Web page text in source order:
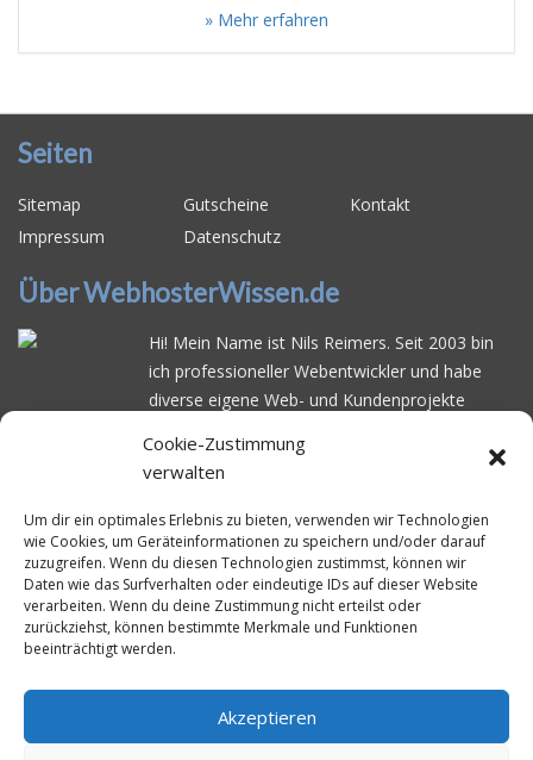
Cookie-Zustimmung
verwalten
Um dir ein optimales Erlebnis zu bieten, verwenden wir Technologien
wie Cookies, um Geräteinformationen zu speichern und/oder darauf
zuzugreifen. Wenn du diesen Technologien zustimmst, können wir
Daten wie das Surfverhalten oder eindeutige IDs auf dieser Website
verarbeiten. Wenn du deine Zustimmung nicht erteilst oder
zurückziehst, können bestimmte Merkmale und Funktionen
beeinträchtigt werden.
Akzeptieren
» Mehr erfahren
Seiten
Sitemap Gutscheine
Kontakt
Impressum
Datenschutz
Über WebhosterWissen.de
Hi! Mein Name ist Nils Reimers. Seit 2003 bin
ich professioneller Webentwickler und habe
diverse eigene Web- und Kundenprojekte
schwierig ist gutes Webhosting zu finden: Bei
vielen Anbietern ärgert man sich über
Serverausfälleoder überlangsame
Ladezeiten. Deswegen habe ich im Mai 2016
angefangen, die bekanntesten Webhoster
systematisch zu testen und deren
Erreichbarkeit und Ladezeit für eine typische
Website basierend auf dem beliebten CMS-
System WordPress zu protokollieren. Auf
WebhosterWissen.de werte ich diese
Messungen kontinuierlich aus und gebe euch